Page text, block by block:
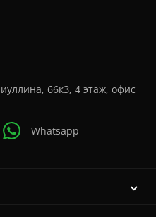
66кЗ, 4 этаж, офис
Whatsapp